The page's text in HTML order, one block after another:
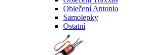
Oblečení Antonio
Samolepky
Ostatní